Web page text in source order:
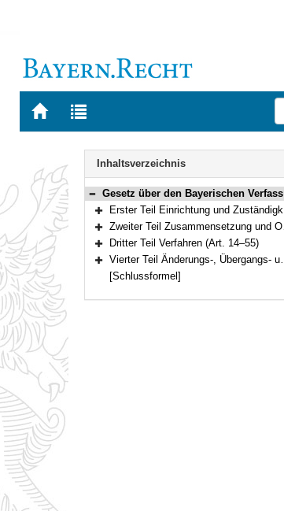
Zur
BAYERN.RECHT
Zur
letzten
Navigation
Inhaltsverzeichnis
Bereich reduzieren
Gesetz über den Bayerischen Verfassungsgerichtshof (VfGHG) Vom 10. Mai 1990 (GVBl. S. 122, 231) BayRS 1103-1-I (Art. 1–57)
Bereich erweitern
Erster Teil Einrichtung und Zuständigkeit (Art. 1–2)
Bereich erweitern
Zweiter Teil Zusammensetzung und Organisation (Art. 3–13)
Bereich erweitern
Dritter Teil Verfahren (Art. 14–55)
Bereich erweitern
Vierter Teil Änderungs-, Übergangs- und Schlußvorschriften (Art. 56–57)
[Schlussformel]